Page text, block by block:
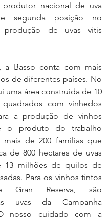
produtor nacional de uva
e segunda posição no
produção de uvas vitis
a Basso conta com mais
de diferentes países. No
uma área construída de 10
com vinhedos
a produção de vinhos
o produto do trabalho
mais de 200 famílias que
de 800 hectares de uvas
13 milhões de quilos de
Para os vinhos tintos
Gran Reserva, são
uvas da Campanha
nosso cuidado com a